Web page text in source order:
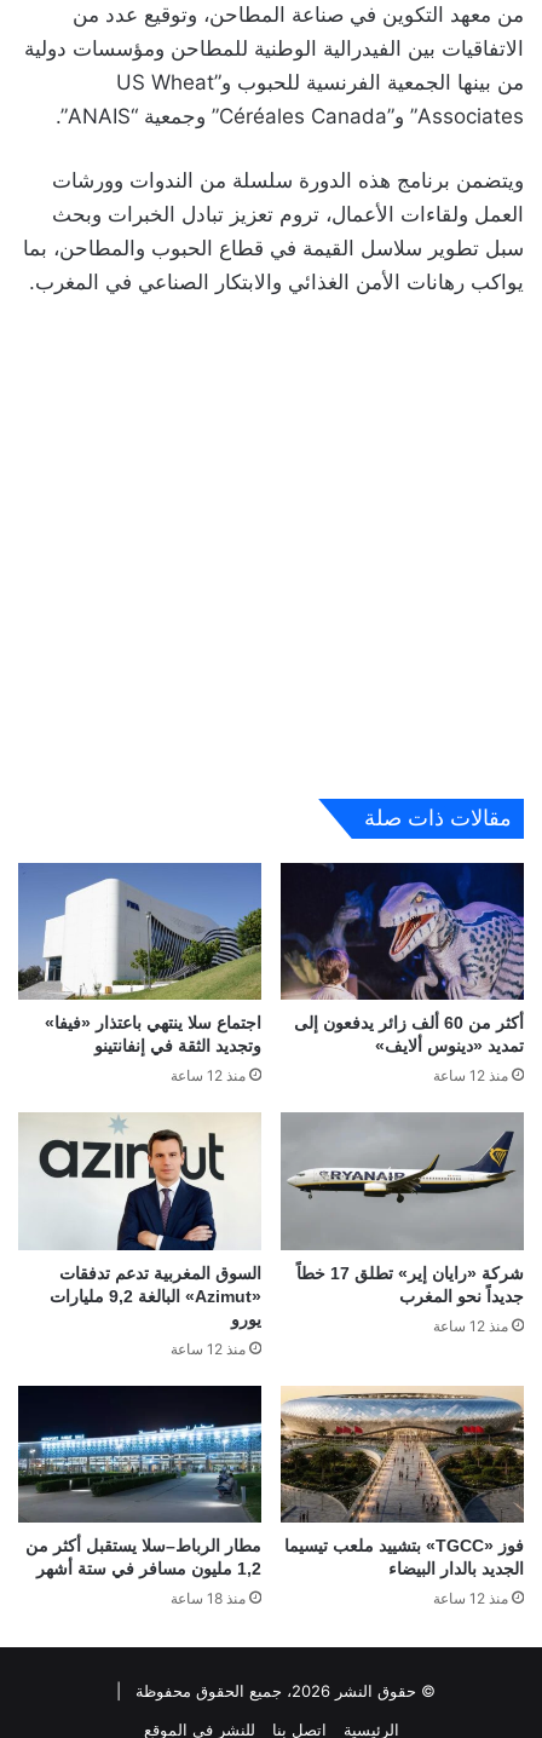
من معهد التكوين في صناعة المطاحن، وتوقيع عدد من
الاتفاقيات بين الفيدرالية الوطنية للمطاحن ومؤسسات دولية
من بينها الجمعية الفرنسية للحبوب و”US Wheat
Associates” و”Céréales Canada” وجمعية “ANAIS”.
ويتضمن برنامج هذه الدورة سلسلة من الندوات وورشات
العمل ولقاءات الأعمال، تروم تعزيز تبادل الخبرات وبحث
سبل تطوير سلاسل القيمة في قطاع الحبوب والمطاحن، بما
يواكب رهانات الأمن الغذائي والابتكار الصناعي في المغرب.
مقالات ذات صلة
أكثر من 60 ألف زائر يدفعون إلى
تمديد «دينوس ألايف»
منذ 12 ساعة
اجتماع سلا ينتهي باعتذار «فيفا»
وتجديد الثقة في إنفانتينو
منذ 12 ساعة
شركة «رايان إير» تطلق 17 خطاً
جديداً نحو المغرب
منذ 12 ساعة
السوق المغربية تدعم تدفقات
«Azimut» البالغة 9,2 مليارات
يورو
منذ 12 ساعة
فوز «TGCC» بتشييد ملعب تيسيما
الجديد بالدار البيضاء
منذ 12 ساعة
مطار الرباط–سلا يستقبل أكثر من
1,2 مليون مسافر في ستة أشهر
منذ 18 ساعة
© حقوق النشر 2026، جميع الحقوق محفوظة |
الرئيسية
اتصل بنا للنشر في الموقع